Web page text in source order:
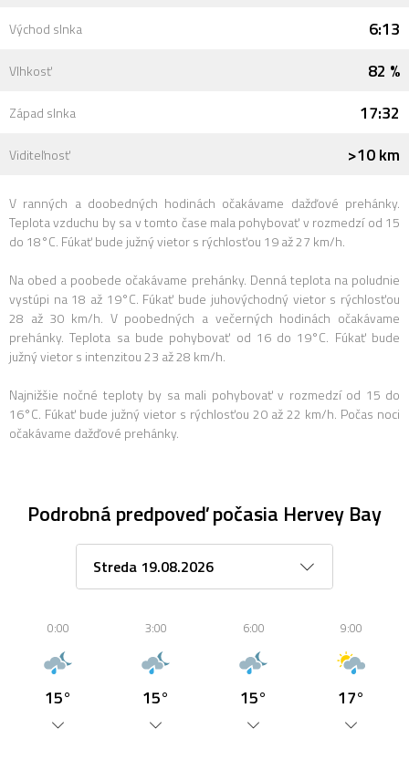
Východ slnka 6:13
Vlhkosť 82 %
Západ slnka 17:32
Viditeľnosť >10 km
V ranných a doobedných hodinách očakávame dažďové prehánky.
Teplota vzduchu by sa v tomto čase mala pohybovať v rozmedzí od 15
do 18°C. Fúkať bude južný vietor s rýchlosťou 19 až 27 km/h.
Na obed a poobede očakávame prehánky. Denná teplota na poludnie
vystúpi na 18 až 19°C. Fúkať bude juhovýchodný vietor s rýchlosťou
28 až 30 km/h. V poobedných a večerných hodinách očakávame
prehánky. Teplota sa bude pohybovať od 16 do 19°C. Fúkať bude
južný vietor s intenzitou 23 až 28 km/h.
Najnižšie nočné teploty by sa mali pohybovať v rozmedzí od 15 do
16°C. Fúkať bude južný vietor s rýchlosťou 20 až 22 km/h. Počas noci
očakávame dažďové prehánky.
Podrobná predpoveď počasia Hervey Bay
0:00
15°
3:00
15°
6:00
15°
9:00
17°